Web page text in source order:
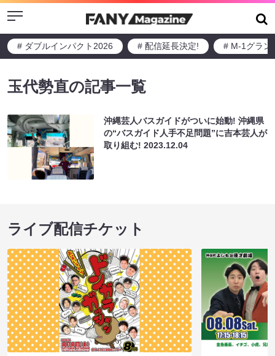
Menu
# ダブルインパクト2026 # 配信延長決定! # M-1グラン
玉代勢直の記事一覧
沖縄芸人バスガイドがついに始動! 沖縄県
の“バスガイド人手不足問題”に吉本芸人が
取り組む!2023.12.04
ライブ配信チケット